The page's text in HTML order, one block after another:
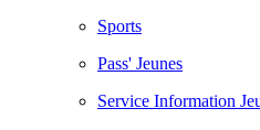
Sports
Pass' Jeunes
Service Information